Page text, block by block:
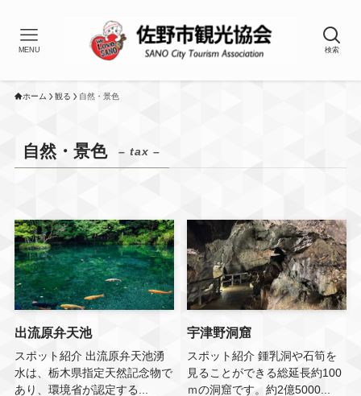
検索
MENU
ホーム 観る 自然・景色
自然・景色 – tax –
出流原弁天池
スポット紹介 出流原弁天池湧
水は、栃木県指定天然記念物で
あり、環境省が認定する...
宇津野洞窟
スポット紹介 鍾乳洞や石筍を
見ることができる総延長約100
ｍの洞窟です。約2億5000...